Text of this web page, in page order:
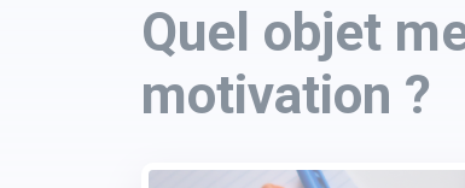
Quel objet
motivation ?